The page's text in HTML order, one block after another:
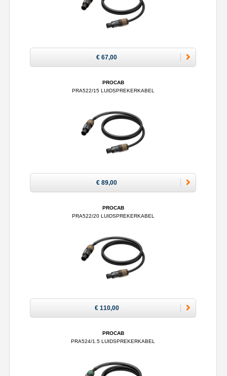
€ 67,00
PROCAB
PRA522/15 LUIDSPREKERKABEL
€ 89,00
PROCAB
PRA522/20 LUIDSPREKERKABEL
€ 110,00
PROCAB
PRA524/1.5 LUIDSPREKERKABEL